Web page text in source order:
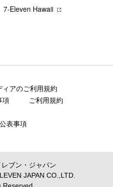
7‐Eleven Hawaii
ィアのご利用規約
項
ご利用規約
表事項
レブン・ジャパン
JAPAN CO.,LTD.